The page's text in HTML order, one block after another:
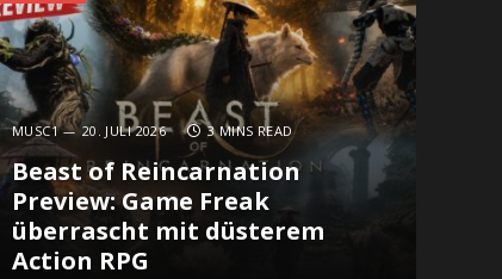
MUSC1 20. JULI 2026 3 MINS READ
Beast of Reincarnation
Preview: Game Freak
überrascht mit düsterem
Action RPG